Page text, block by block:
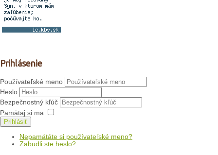
Prihlásenie
Používateľské meno
Heslo
Bezpečnostný kľúč
Pamätaj si ma
Prihlásiť
Nepamätáte si používateľské meno?
Zabudli ste heslo?